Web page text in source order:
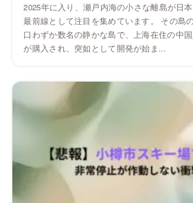
2025年に入り、瀬戸内海の小さな離島が日
最前線として注目を集めています。 その島
口わずか数名の静かな島で、上海在住の中
が購入され、突如として開発が始ま...